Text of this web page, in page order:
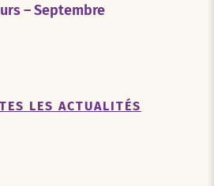
– Septembre
LES ACTUALITÉS